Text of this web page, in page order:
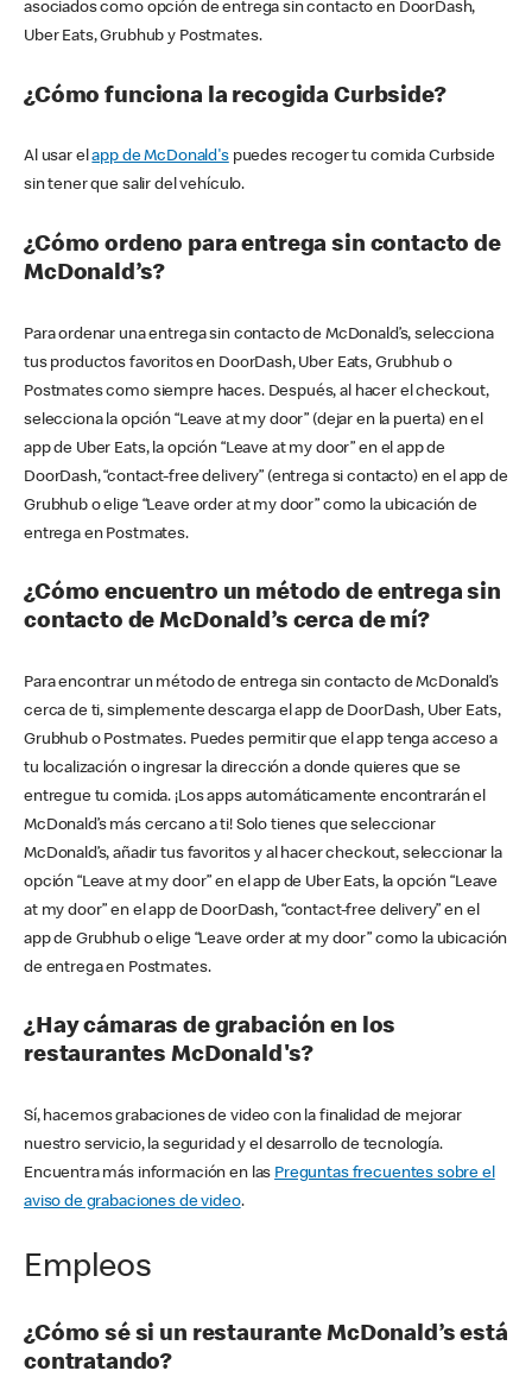
asociados como opción de entrega sin contacto en DoorDash,
Uber Eats, Grubhub y Postmates.
¿Cómo funciona la recogida Curbside?
Al usar elapp de McDonald'spuedes recoger tu comida Curbside
sin tener que salir del vehículo.
¿Cómo ordeno para entrega sin contacto de
McDonald’s?
Para ordenar una entrega sin contacto de McDonald’s, selecciona
tus productos favoritos en DoorDash, Uber Eats, Grubhub o
Postmates como siempre haces. Después, al hacer el checkout,
selecciona la opción “Leave at my door” (dejar en la puerta) en el
app de Uber Eats, la opción “Leave at my door” en el app de
DoorDash, “contact-free delivery” (entrega si contacto) en el app de
Grubhub o elige “Leave order at my door” como la ubicación de
entrega en Postmates.
¿Cómo encuentro un método de entrega sin
contacto de McDonald’s cerca de mí?
Para encontrar un método de entrega sin contacto de McDonald’s
cerca de ti, simplemente descarga el app de DoorDash, Uber Eats,
Grubhub o Postmates. Puedes permitir que el app tenga acceso a
tu localización o ingresar la dirección a donde quieres que se
entregue tu comida. ¡Los apps automáticamente encontrarán el
McDonald’s más cercano a ti! Solo tienes que seleccionar
McDonald’s, añadir tus favoritos y al hacer checkout, seleccionar la
opción “Leave at my door” en el app de Uber Eats, la opción “Leave
at my door” en el app de DoorDash, “contact-free delivery” en el
app de Grubhub o elige “Leave order at my door” como la ubicación
de entrega en Postmates.
¿Hay cámaras de grabación en los
restaurantes McDonald's?
Sí, hacemos grabaciones de video con la finalidad de mejorar
nuestro servicio, la seguridad y el desarrollo de tecnología.
Encuentra más información en las Preguntas frecuentes sobre el
aviso de grabaciones de video.
Empleos
¿Cómo sé si un restaurante McDonald’s está
contratando?